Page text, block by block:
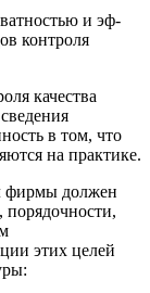
и эф­
контроля
качества
в том, что
на практике.
фирмы должен
порядочности,
этих целей